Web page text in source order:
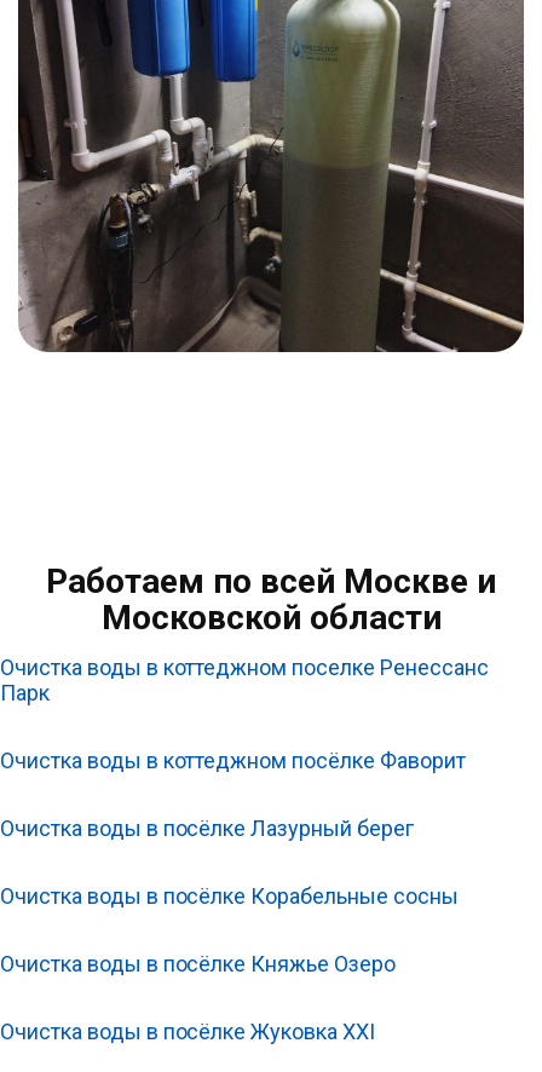
Работаем по всей Москве и
Московской области
Очистка воды в коттеджном поселке Ренессанс
Парк
Очистка воды в коттеджном посёлке Фаворит
Очистка воды в посёлке Лазурный берег
Очистка воды в посёлке Корабельные сосны
Очистка воды в посёлке Княжье Озеро
Очистка воды в посёлке Жуковка XXI